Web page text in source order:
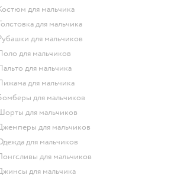
Костюм для мальчика
Толстовка для мальчика
Рубашки для мальчиков
Поло для мальчиков
Пальто для мальчика
Пижама для мальчика
Бомберы для мальчиков
Шорты для мальчиков
Джемперы для мальчиков
Одежда для мальчиков
Лонгсливы для мальчиков
Джинсы для мальчика